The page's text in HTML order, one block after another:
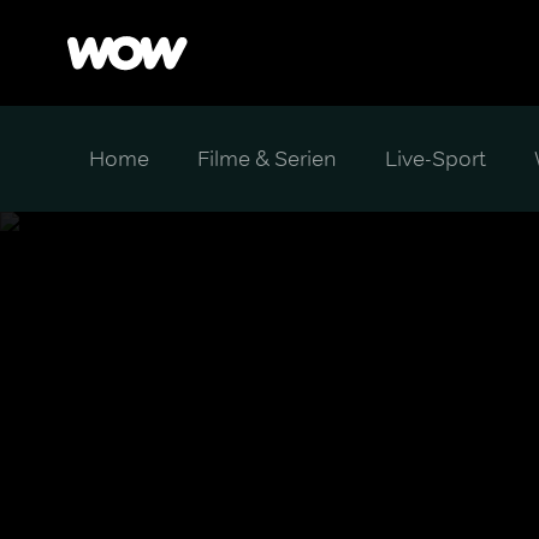
Home Filme & Serien Live-Sport